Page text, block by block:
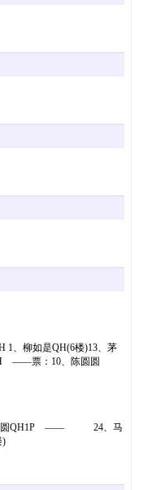
、柳如是QH(6楼)13、茅
——票：10、陈圆圆
圆圆QH1P —— 24、马